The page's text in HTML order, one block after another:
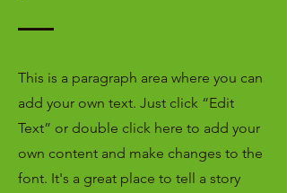
This is a paragraph area where you can
add your own text. Just click “Edit
Text” or double click here to add your
own content and make changes to the
font. It's a great place to tell a story